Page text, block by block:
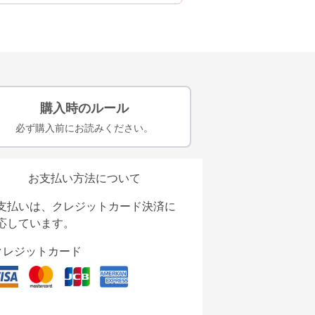
購入時のルール
必ず購入前にお読みください。
お支払い方法について
払いは、クレジットカード決済に
しています。
レジットカード